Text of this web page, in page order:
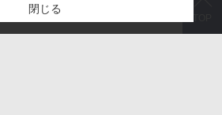
閉じる